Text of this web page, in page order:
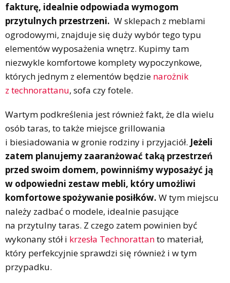
fakturę, idealnie odpowiada wymogom
przytulnych przestrzeni. W sklepach z meblami
ogrodowymi, znajduje się duży wybór tego typu
elementów wyposażenia wnętrz. Kupimy tam
niezwykle komfortowe komplety wypoczynkowe,
których jednym z elementów będzie narożnik
z technorattanu, sofa czy fotele.
Wartym podkreślenia jest również fakt, że dla wielu
osób taras, to także miejsce grillowania
i biesiadowania w gronie rodziny i przyjaciół. Jeżeli
zatem planujemy zaaranżować taką przestrzeń
przed swoim domem, powinniśmy wyposażyć ją
w odpowiedni zestaw mebli, który umożliwi
komfortowe spożywanie posiłków. W tym miejscu
należy zadbać o modele, idealnie pasujące
na przytulny taras. Z czego zatem powinien być
wykonany stół i krzesła Technorattanto materiał,
który perfekcyjnie sprawdzi się również i w tym
przypadku.